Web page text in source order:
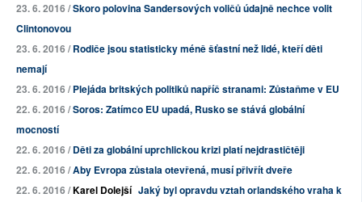
23. 6. 2016 /Skoro polovina Sandersových voličů údajně nechce volit
Clintonovou
23. 6. 2016 /Rodiče jsou statisticky méně šťastní než lidé, kteří děti
nemají
23. 6. 2016 /Plejáda britských politiků napříč stranami: Zůstaňme v EU
22. 6. 2016 /Soros: Zatímco EU upadá, Rusko se stává globální
mocností
22. 6. 2016 /Děti za globální uprchlickou krizi platí nejdrastičtěji
22. 6. 2016 /Aby Evropa zůstala otevřená, musí přivřít dveře
22. 6. 2016 /Karel Dolejší Jaký byl opravdu vztah orlandského vraha k